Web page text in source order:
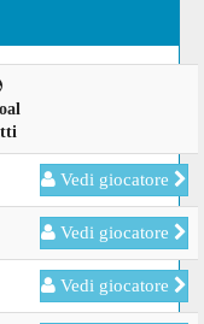
Vedi giocatore
Vedi giocatore
Vedi giocatore